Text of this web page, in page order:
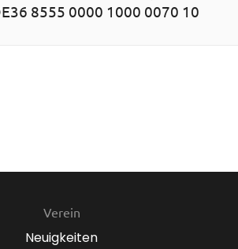
8555 0000 1000 0070 10
Verein
Neuigkeiten